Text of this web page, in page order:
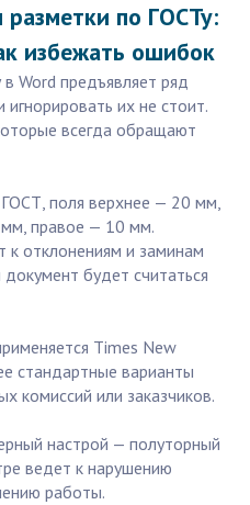
по ГОСТу:
избежать ошибок
Word предъявляет ряд
их не стоит.
всегда обращают
поля верхнее — 20 мм,
правое — 10 мм.
к отклонениям и заминам
будет считаться
Times New
стандартные варианты
комиссий или заказчиков.
настрой — полуторный
ведет к нарушению
работы.